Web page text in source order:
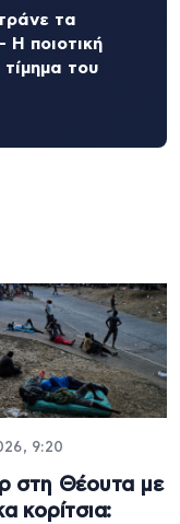
τα
Η ποιοτική
του
9:20
στη Θέουτα με
κορίτσια: